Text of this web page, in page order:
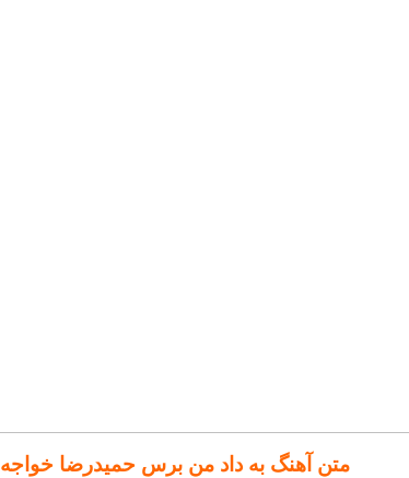
متن آهنگ به داد من برس حمیدرضا خواجه